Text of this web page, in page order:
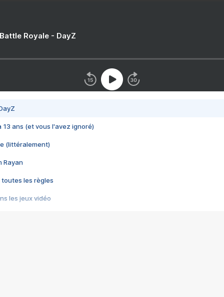
Royale - DayZ
13 ans (et vous l'avez ignoré)
(littéralement)
Rayan
toutes les règles
les jeux vidéo